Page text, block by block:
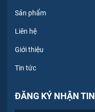
Sản phẩm
Liên hệ
Giới thiệu
Tin tức
ĐĂNG KÝ NHẬN TIN